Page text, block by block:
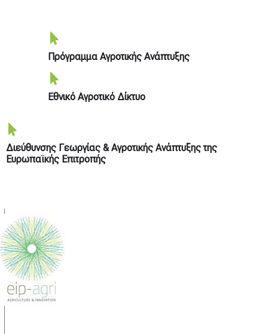
Πρόγραμμα Αγροτικής Ανάπτυξης
Εθνικό Αγροτικό Δίκτυο
Διεύθυνσης Γεωργίας & Αγροτικής Ανάπτυξης της
Ευρωπαϊκής Επιτροπής